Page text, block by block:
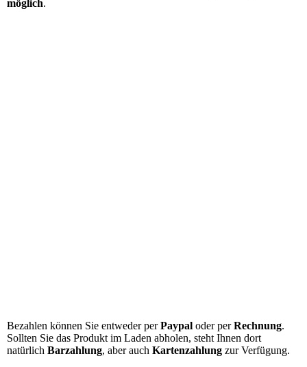
möglich.
Bezahlen können Sie entweder perPaypal oder perRechnung.
Sollten Sie das Produkt im Laden abholen, steht Ihnen dort
natürlich Barzahlung, aber auch Kartenzahlung zur Verfügung.